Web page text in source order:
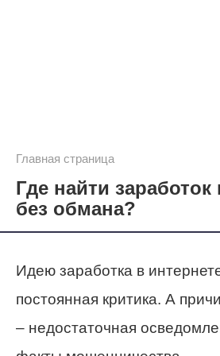
Главная страница
Где найти заработок
без обмана?
Идею заработка в
постоянная критика. А
– недостаточная